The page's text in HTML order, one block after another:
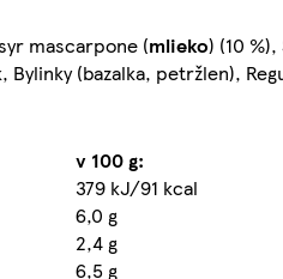
mascarpone (mlieko) (10
(bazalka, petržlen),
v 100 g:
379 kJ/91 kcal
6,0 g
2,4 g
6,5 g